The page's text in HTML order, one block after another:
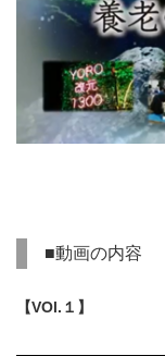
■動画の内容
【VOl.１】